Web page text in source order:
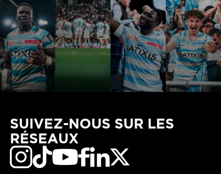
SUIVEZ-NOUS SUR LES
RÉSEAUX